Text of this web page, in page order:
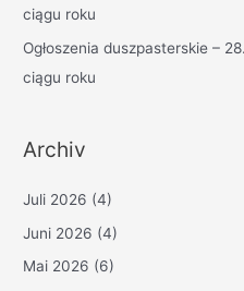
ciągu roku
Ogłoszenia duszpasterskie –
ciągu roku
Archiv
Juli 2026 (4)
Juni 2026 (4)
Mai 2026 (6)